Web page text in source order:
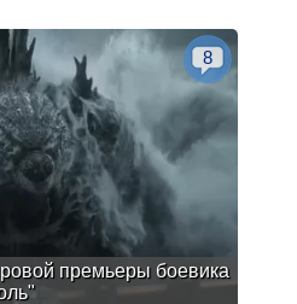
премьеры боевика
8